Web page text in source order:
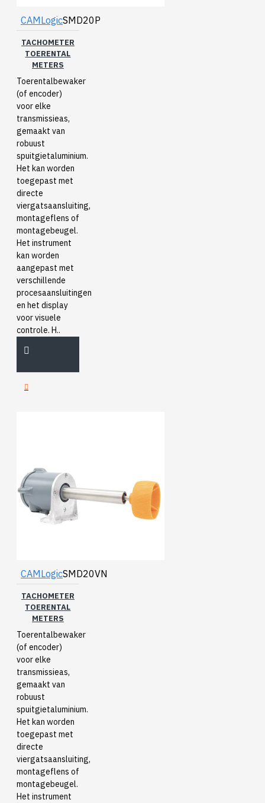
CAMLogicSMD20P
TACHOMETER
TOERENTAL
METERS
Toerentalbewaker
(of encoder)
voor elke
transmissieas,
gemaakt van
robuust
spuitgietaluminium.
Het kan worden
toegepast met
directe
viergatsaansluiting,
montageflens of
montagebeugel.
Het instrument
kan worden
aangepast met
verschillende
procesaansluitingen
en het display
voor visuele
controle. H..
CAMLogicSMD20VN
TACHOMETER
TOERENTAL
METERS
Toerentalbewaker
(of encoder)
voor elke
transmissieas,
gemaakt van
robuust
spuitgietaluminium.
Het kan worden
toegepast met
directe
viergatsaansluiting,
montageflens of
montagebeugel.
Het instrument